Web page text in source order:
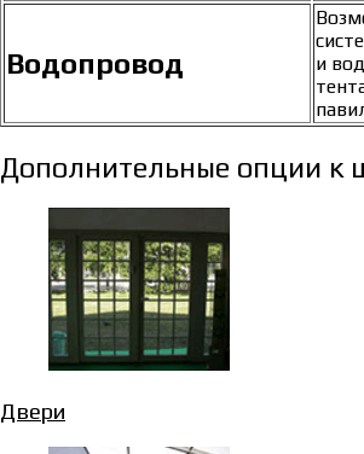
Водопровод
и
Дополнительные опции к
Двери